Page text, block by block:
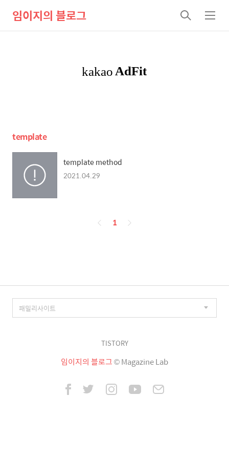
임이지의 블로그
검
색
메
뉴
template
template method
2021.04.29
페
1
TISTORY
임이지의 블로그© Magazine Lab